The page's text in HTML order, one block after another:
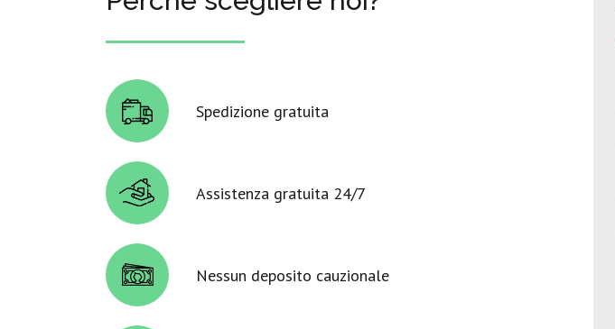
Spedizione gratuita
Assistenza gratuita 24/7
Nessun deposito cauzionale